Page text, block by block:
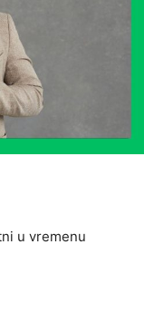
u vremenu